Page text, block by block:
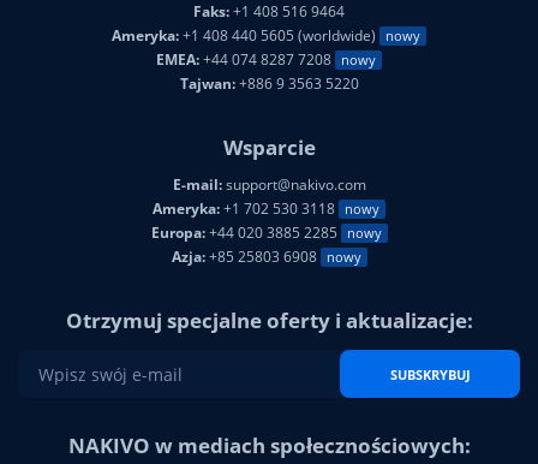
Faks:+1 408 516 9464
Ameryka:+1 408 440 5605 (worldwide) nowy
EMEA:+44 074 8287 7208 nowy
Tajwan:+886 9 3563 5220
Wsparcie
E-mail:support@nakivo.com
Ameryka:+1 702 530 3118 nowy
Europa:+44 020 3885 2285 nowy
Azja:+85 25803 6908 nowy
Otrzymuj specjalne oferty i aktualizacje:
SUBSKRYBUJ
NAKIVO w mediach społecznościowych: